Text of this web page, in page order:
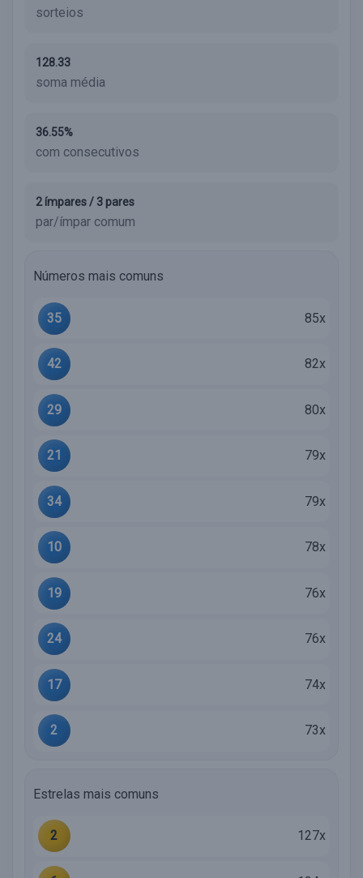
sorteios
128.33
soma média
36.55%
com consecutivos
2 ímpares / 3 pares
par/ímpar comum
Números mais comuns
35 85x
42 82x
29 80x
21 79x
34 79x
10 78x
19 76x
24 76x
17 74x
2 73x
Estrelas mais comuns
2 127x